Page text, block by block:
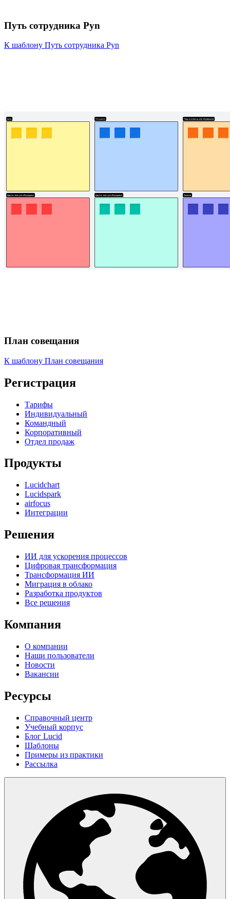
Путь сотрудника Pyn
К шаблону Путь сотрудника Pyn
План совещания
К шаблону План совещания
Регистрация
Тарифы
Индивидуальный
Командный
Корпоративный
Отдел продаж
Продукты
Lucidchart
Lucidspark
airfocus
Интеграции
Решения
ИИ для ускорения процессов
Цифровая трансформация
Трансформация ИИ
Миграция в облако
Разработка продуктов
Все решения
Компания
О компании
Наши пользователи
Новости
Вакансии
Ресурсы
Справочный центр
Учебный корпус
Блог Lucid
Шаблоны
Примеры из практики
Рассылка